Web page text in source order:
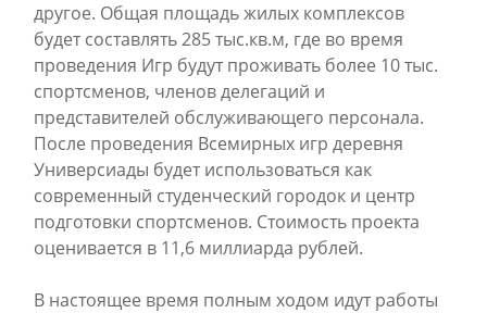
другое. Общая площадь жилых комплексов
будет составлять 285 тыс.кв.м, где во время
проведения Игр будут проживать более 10 тыс.
спортсменов, членов делегаций и
представителей обслуживающего персонала.
После проведения Всемирных игр деревня
Универсиады будет использоваться как
современный студенческий городок и центр
подготовки спортсменов. Стоимость проекта
оценивается в 11,6 миллиарда рублей.
В настоящее время полным ходом идут работы